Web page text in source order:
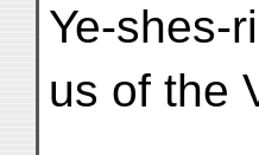
Ye-shes-
us of the